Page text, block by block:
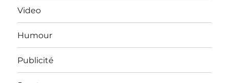
Video
Humour
Publicité